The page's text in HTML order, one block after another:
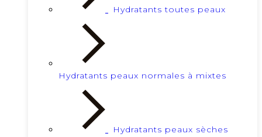
Hydratants toutes peaux
Hydratants peaux normales à mixtes
Hydratants peaux sèches